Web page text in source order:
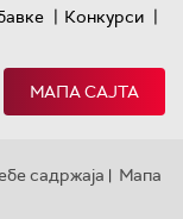
| Конкурси |
МАПА САЈТА
садржаја | Мапа